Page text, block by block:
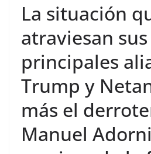
La situación
atraviesan sus
principales
Trump y
más el
Manuel